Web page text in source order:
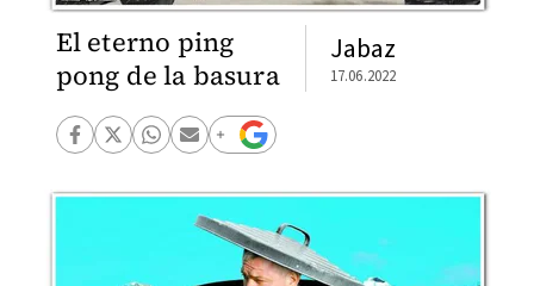
El eterno ping
pong de la basura
Jabaz
17.06.2022